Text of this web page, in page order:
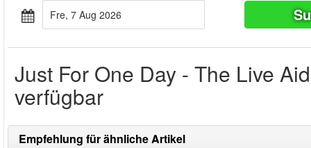
Fre, 7 Aug 2026
Just For One Day - The Live
verfügbar
Empfehlung für ähnliche Artikel